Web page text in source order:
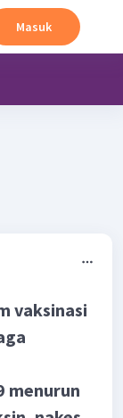
Masuk
vaksinasi
menurun